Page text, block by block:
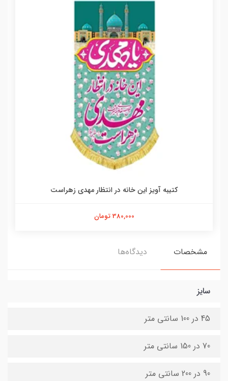
کتیبه آویز این خانه در انتظار مهدی زهراست
380,000 تومان
مشخصات دیدگاه‌ها
سایز
45 در 100 سانتی متر
70 در 150 سانتی متر
90 در 200 سانتی متر